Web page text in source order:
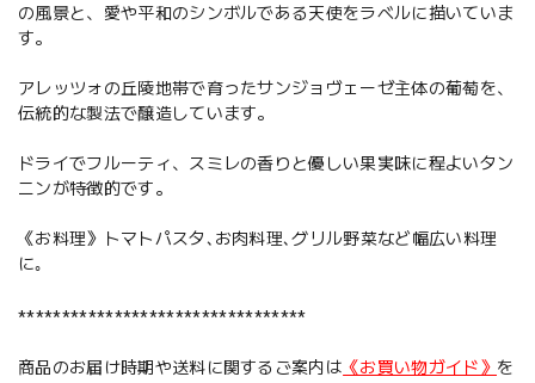
の風景と、愛や平和のシンボルである天使をラベルに描いていま
す。
アレッツォの丘陵地帯で育ったサンジョヴェーゼ主体の葡萄を、
伝統的な製法で醸造しています。
ドライでフルーティ、スミレの香りと優しい果実味に程よいタン
ニンが特徴的です。
《お料理》トマトパスタ､お肉料理､グリル野菜など幅広い料理
に｡
*********************************
商品のお届け時期や送料に関するご案内は 《お買い物ガイド》 を